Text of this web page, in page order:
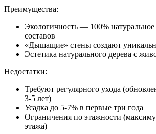
Преимущества:
Экологичность — 100% натуральное
составов
«Дышащие» стены создают
Эстетика натурального дерева с
Недостатки:
Требуют регулярного ухода
3-5 лет)
Усадка до 5-7% в первые три года
Ограничения по этажности
этажа)